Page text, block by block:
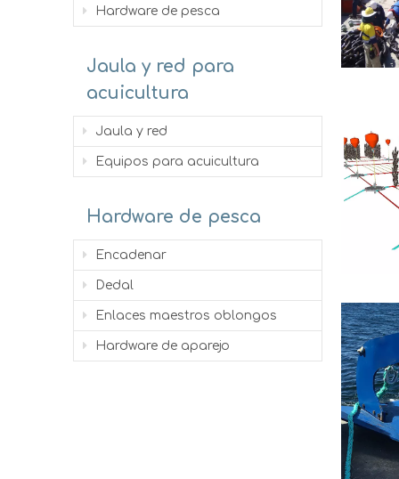
Hardware de pesca
Jaula y red para
acuicultura
Jaula y red
Equipos para acuicultura
Hardware de pesca
Encadenar
Dedal
Enlaces maestros oblongos
Hardware de aparejo